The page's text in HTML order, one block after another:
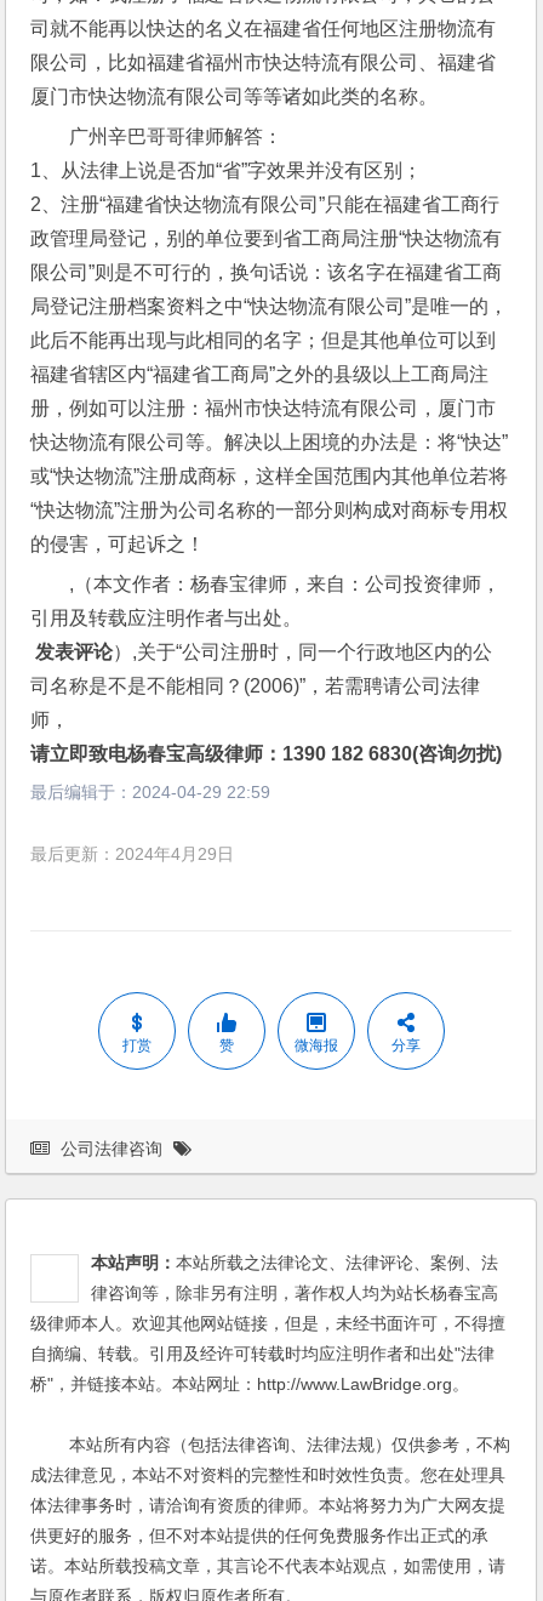
司就不能再以快达的名义在福建省任何地区注册物流有
限公司，比如福建省福州市快达特流有限公司、福建省
厦门市快达物流有限公司等等诸如此类的名称。
广州辛巴哥哥律师解答：
1、从法律上说是否加“省”字效果并没有区别；
2、注册“福建省快达物流有限公司”只能在福建省工商行
政管理局登记，别的单位要到省工商局注册“快达物流有
限公司”则是不可行的，换句话说：该名字在福建省工商
局登记注册档案资料之中“快达物流有限公司”是唯一的，
此后不能再出现与此相同的名字；但是其他单位可以到
福建省辖区内“福建省工商局”之外的县级以上工商局注
册，例如可以注册：福州市快达特流有限公司，厦门市
快达物流有限公司等。解决以上困境的办法是：将“快达”
或“快达物流”注册成商标，这样全国范围内其他单位若将
“快达物流”注册为公司名称的一部分则构成对商标专用权
的侵害，可起诉之！
,（本文作者：杨春宝律师，来自：公司投资律师，
引用及转载应注明作者与出处。
发表评论）,关于“公司注册时，同一个行政地区内的公
司名称是不是不能相同？(2006)”，若需聘请公司法律
师，
请立即致电杨春宝高级律师：1390 182 6830(咨询勿扰)
最后编辑于： 2024-04-29 22:59
最后更新：2024年4月29日
打赏 赞 微海报 分享
公司法律咨询
本站声明：本站所载之法律论文、法律评论、案例、法
律咨询等，除非另有注明，著作权人均为站长杨春宝高
级律师本人。欢迎其他网站链接，但是，未经书面许可，不得擅
自摘编、转载。引用及经许可转载时均应注明作者和出处"法律
桥"，并链接本站。本站网址：http://www.LawBridge.org。
本站所有内容（包括法律咨询、法律法规）仅供参考，不构
成法律意见，本站不对资料的完整性和时效性负责。您在处理具
体法律事务时，请洽询有资质的律师。本站将努力为广大网友提
供更好的服务，但不对本站提供的任何免费服务作出正式的承
诺。本站所载投稿文章，其言论不代表本站观点，如需使用，请
与原作者联系，版权归原作者所有。